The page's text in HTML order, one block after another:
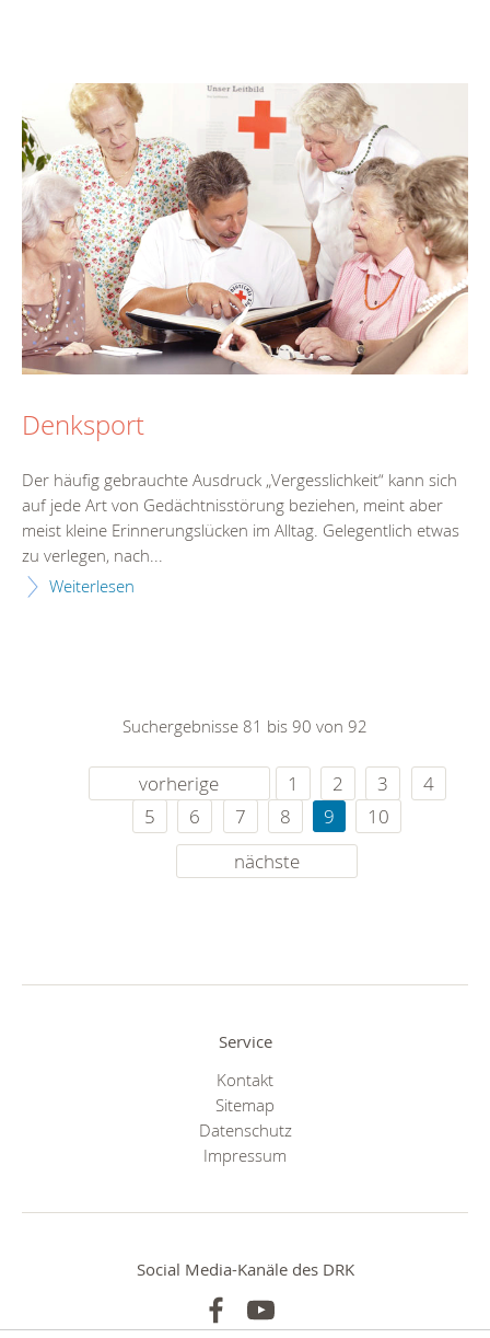
Denksport
Der häufig gebrauchte Ausdruck „Vergesslichkeit“ kann sich
auf jede Art von Gedächtnisstörung beziehen, meint aber
meist kleine Erinnerungslücken im Alltag. Gelegentlich etwas
zu verlegen, nach...
Weiterlesen
Suchergebnisse 81 bis 90 von 92
vorherige 1 2 3
4
5
6 7 8 9
10
nächste
Service
Kontakt
Sitemap
Datenschutz
Impressum
Social Media-Kanäle des DRK